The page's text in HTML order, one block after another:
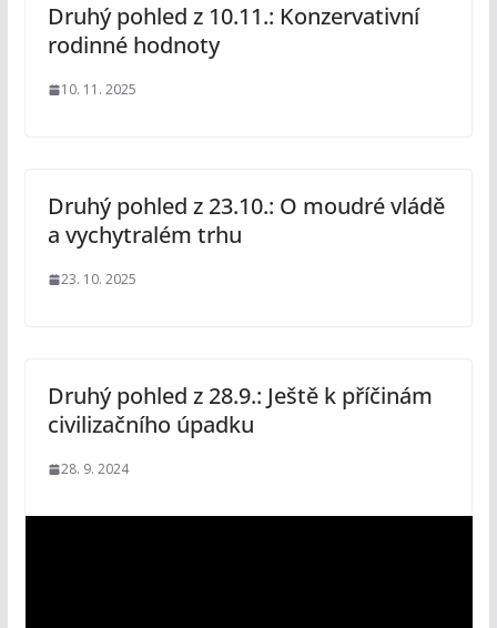
Druhý pohled z 10.11.: Konzervativní
rodinné hodnoty
10. 11. 2025
Druhý pohled z 23.10.: O moudré vládě
a vychytralém trhu
23. 10. 2025
Druhý pohled z 28.9.: Ještě k příčinám
civilizačního úpadku
28. 9. 2024